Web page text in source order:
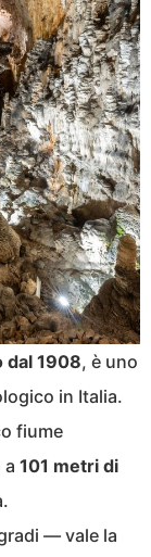
dal 1908, è uno
in Italia.
fiume
a 101 metri di
— vale la